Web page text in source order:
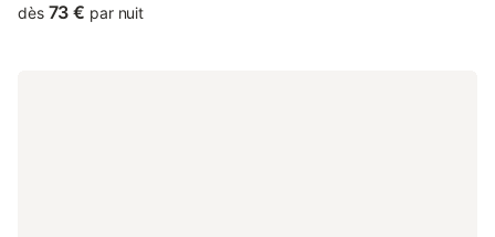
dès 73 € par nuit